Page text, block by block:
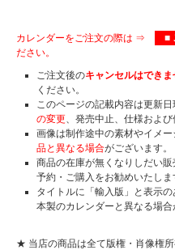
カレンダーをご注文の際は ⇒ ■
ださい。
ご注文後のキャンセルはできま
ください。
このページの記載内容は更新
の変更、発売中止、仕様および
画像は制作途中の素材やイメ
品と異なる場合がございます。
商品の在庫が無くなりしだい
予約・ご購入をお勧めいたしま
タイトルに「輸入版」と表示
本製のカレンダーと異なる場合
★ 当店の商品は全て版権・肖像権